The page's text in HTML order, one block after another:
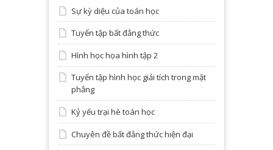
Sự kỳ diệu của toán học
Tuyển tập bất đẳng thức
Hình học họa hình tập 2
Tuyển tập hình học giải tích trong mặt
phẳng
Kỷ yếu trại hè toán học
Chuyên đề bất đẳng thức hiện đại